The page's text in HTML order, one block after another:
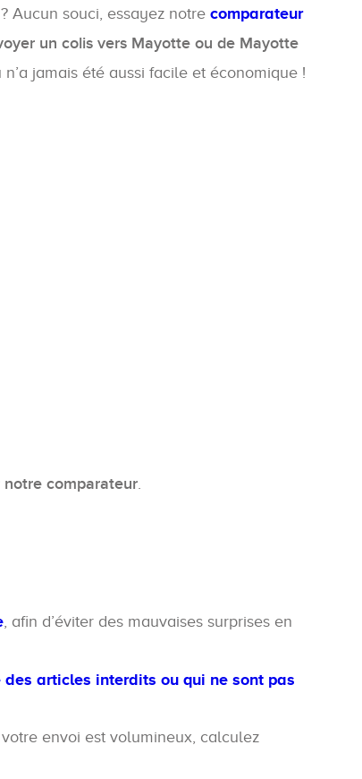
? Aucun souci, essayez notre comparateur
un colis vers Mayotte ou de Mayotte
jamais été aussi facile et économique !
notre comparateur.
, afin d’éviter des mauvaises surprises en
des articles interdits ou qui ne sont pas
envoi est volumineux, calculez